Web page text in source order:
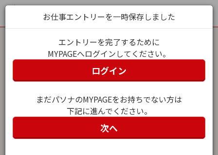
MYPAGEログイン
パスワード
お仕事エントリーを一時保存しました
エントリーを完了するために
MYPAGEへログインしてください。
ログイン
まだパソナのMYPAGEをお持ちでない方は
下記に進んでください。
次へ